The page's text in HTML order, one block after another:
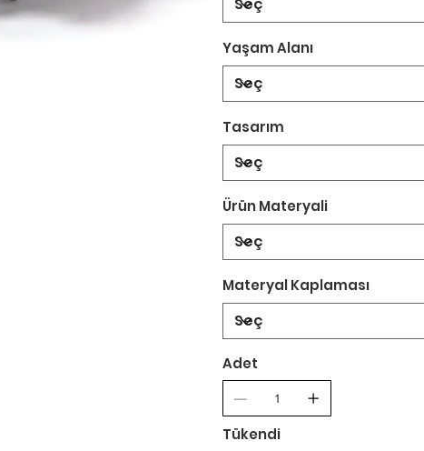
Yaşam Alanı
Tasarım
Ürün Materyali
Materyal Kaplaması
Adet
Tükendi